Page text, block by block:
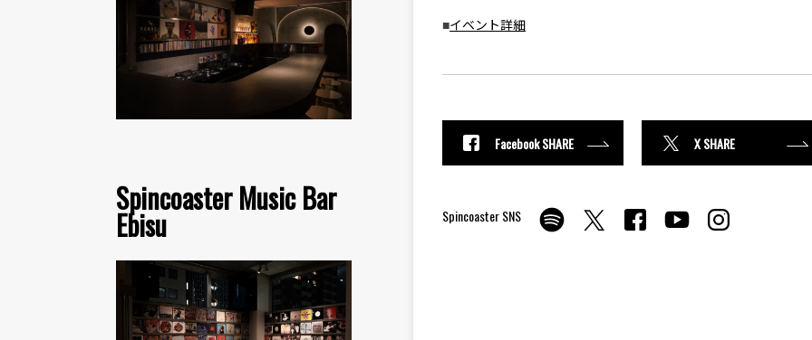
Spincoaster Music Bar
Ebisu
■イベント詳細
Facebook SHARE X SHARE
Spincoaster SNS